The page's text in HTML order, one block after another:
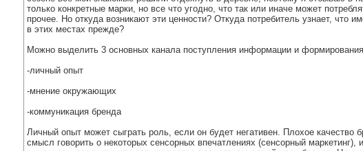
только конкретные марки, но все что угодно, что так или иначе может
прочее. Но откуда возникают эти ценности? Откуда потребитель узнает,
в этих местах прежде?
Можно выделить 3 основных канала поступления информации и
-личный опыт
-мнение окружающих
-коммуникация бренда
Личный опыт может сыграть роль, если он будет негативен. Плохое
смысл говорить о некоторых сенсорных впечатлениях (сенсорный